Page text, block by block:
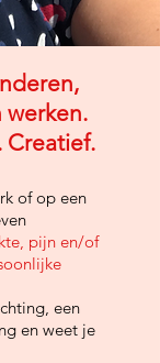
werken.
Creatief.
of op een
pijn en/of
een
en weet je